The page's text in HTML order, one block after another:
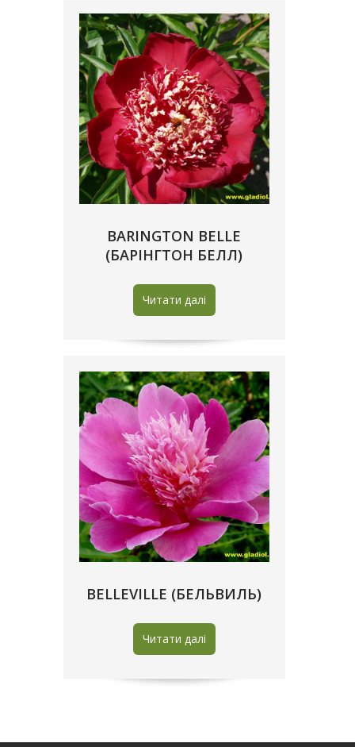
BARINGTON BELLE
(БАРІНГТОН БЕЛЛ)
Читати далі
BЕLLEVILLE (БЕЛЬВИЛЬ)
Читати далі